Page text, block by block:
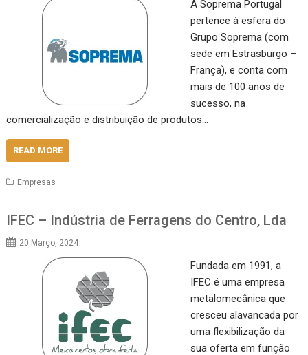
A Soprema Portugal
pertence à esfera do
Grupo Soprema (com
sede em Estrasburgo –
França), e conta com
mais de 100 anos de
sucesso, na
comercialização e distribuição de produtos…
READ MORE
Empresas
IFEC – Indústria de Ferragens do Centro, Lda
20 Março, 2024
Fundada em 1991, a
IFEC é uma empresa
metalomecânica que
cresceu alavancada por
uma flexibilização da
sua oferta em função